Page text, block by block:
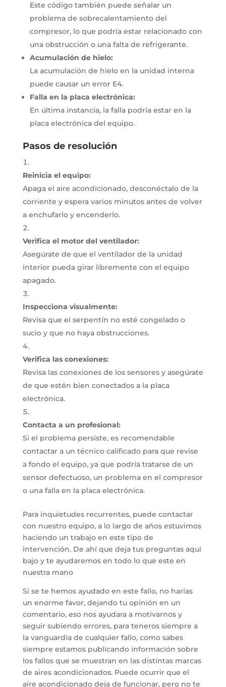
Este código también puede señalar un
problema de sobrecalentamiento del
compresor, lo que podría estar relacionado con
una obstrucción o una falta de refrigerante.
Acumulación de hielo:
La acumulación de hielo en la unidad interna
puede causar un error E4.
Falla en la placa electrónica:
En última instancia, la falla podría estar en la
placa electrónica del equipo.
Pasos de resolución
Reinicia el equipo:
Apaga el aire acondicionado, desconéctalo de la
corriente y espera varios minutos antes de volver
a enchufarlo y encenderlo.
Verifica el motor del ventilador:
Asegúrate de que el ventilador de la unidad
interior pueda girar libremente con el equipo
apagado.
Inspecciona visualmente:
Revisa que el serpentín no esté congelado o
sucio y que no haya obstrucciones.
Verifica las conexiones:
Revisa las conexiones de los sensores y asegúrate
de que estén bien conectados a la placa
electrónica.
Contacta a un profesional:
Si el problema persiste, es recomendable
contactar a un técnico calificado para que revise
a fondo el equipo, ya que podría tratarse de un
sensor defectuoso, un problema en el compresor
o una falla en la placa electrónica.
Para inquietudes recurrentes, puede contactar
con nuestro equipo, a lo largo de años estuvimos
haciendo un trabajo en este tipo de
intervención. De ahí que deja tus preguntas aquí
bajo y te ayudaremos en todo lo que este en
nuestra mano
Si se te hemos ayudado en este fallo, no harías
un enorme favor, dejando tu opinión en un
comentario, eso nos ayudara a motivarnos y
seguir subiendo errores, para teneros siempre a
la vanguardia de cualquier fallo, como sabes
siempre estamos publicando información sobre
los fallos que se muestran en las distintas marcas
de aires acondicionados. Puede ocurrir que el
aire acondicionado deja de funcionar, pero no te